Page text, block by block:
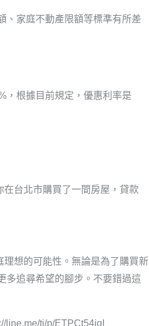
、家庭不動產限額等標準有所差
，根據目前規定，優惠利率是
台北市購買了一間房屋，貸款
想的可能性。無論是為了購買新
多追尋希望的腳步。不要錯過這
line.me/ti/p/ETPCt54jqI